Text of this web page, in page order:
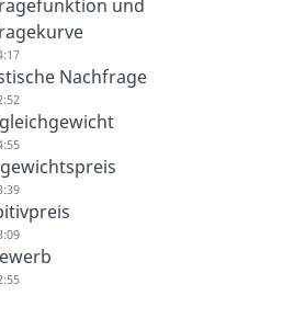
und
Nachfrage